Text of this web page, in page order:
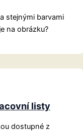
stejnými barvami
na obrázku?
listy
dostupné z